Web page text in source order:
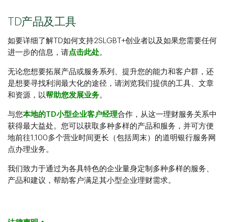
TD产品及工具
如要详细了解TD如何支持2SLGBT+创业者以及如果您需要任何
进一步的信息，请点击此处。
无论您想要拓展产品或服务系列、提升您的能力和客户群，还
是想要寻找利润最大化的途径，请浏览我们提供的工具、文章
和资源，以帮助您发展业务。
与您本地的TD小型企业客户经理合作，从这一理财服务关系中
获得最大益处。您可以获取多种多样的产品和服务，并可方便
地前往1,100多个营业时间更长（包括周末）的道明银行服务网
点办理业务。
我们致力于通过为各具特色的企业量身定制多种多样的服务、
产品和建议，帮助客户满足其小型企业理财需求。